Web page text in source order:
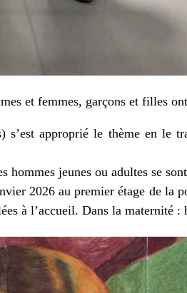
et femmes, garçons et filles
s’est approprié le thème en le
hommes jeunes ou adultes se
2026 au premier étage de la
à l’accueil. Dans la maternité :